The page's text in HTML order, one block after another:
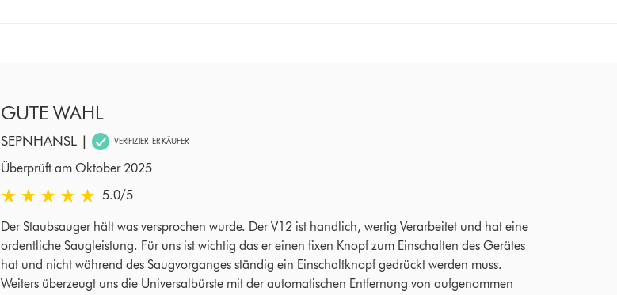
GUTE WAHL
SEPNHANSL | VERIFIZIERTER KÄUFER
Überprüft am Oktober 2025
5.0 von 5 Sternen in Überprüft am Oktober 2025 Bewertungen
5.0/5
Der Staubsauger hält was versprochen wurde. Der V12 ist handlich, wertig Verarbeitet und hat eine
ordentliche Saugleistung. Für uns ist wichtig das er einen fixen Knopf zum Einschalten des Gerätes
hat und nicht während des Saugvorganges ständig ein Einschaltknopf gedrückt werden muss.
Weiters überzeugt uns die Universalbürste mit der automatischen Entfernung von aufgenommen